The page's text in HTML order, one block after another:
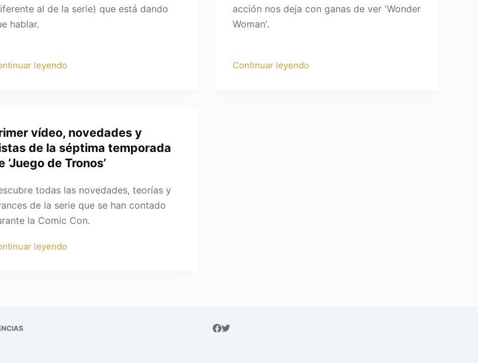
al de la serie) que está dando
hablar.
leyendo
acción nos deja con ganas de ver 'Wonder
Woman'.
Continuar leyendo
vídeo, novedades y
de la séptima temporada
‘Juego de Tronos’
todas las novedades, teorías y
de la serie que se han contado
la Comic Con.
leyendo